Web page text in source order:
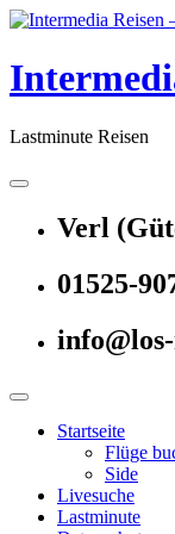
Skip
content
Lastminute Reisen
Verl
01525-
Startseite
Flüge
Side
Livesuche
Lastminute